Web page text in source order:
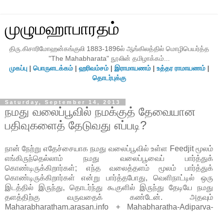
முழுமஹாபாரதம்
திரு.கிசாரிமோஹன்கங்குலி 1883-1896ல் ஆங்கிலத்தில் மொழிபெயர்த்த
"The Mahabharata" நூலின் தமிழாக்கம்...
முகப்பு| பொருளடக்கம்| ஹரிவம்சம்| இராமாயணம்| உத்தர ராமாயணம்|
தொடர்புக்கு
Saturday, September 14, 2013
நமது வலைப்பூவில் நமக்குத் தேவையான
பதிவுகளைத் தேடுவது எப்படி?
நான் நேற்று எதேச்சையாக நமது வலைப்பூவில் உள்ள Feedjit மூலம்
எங்கிருந்தெல்லாம் நமது வலைப்பூவைப் பார்த்துக்
கொண்டிருக்கிறார்கள்; எந்த வலைத்தளம் மூலம் பார்த்துக்
கொண்டிருக்கிறார்கள் என்று பார்த்தபோது, வெளிநாட்டில் ஒரு
இடத்தில் இருந்து, தொடர்ந்து கூகுளில் இருந்து தேடியே நமது
தளத்திற்கு வருவதைக் கண்டேன். அதவும்
Maharabharatham.arasan.info + Mahabharatha-Adiparva-